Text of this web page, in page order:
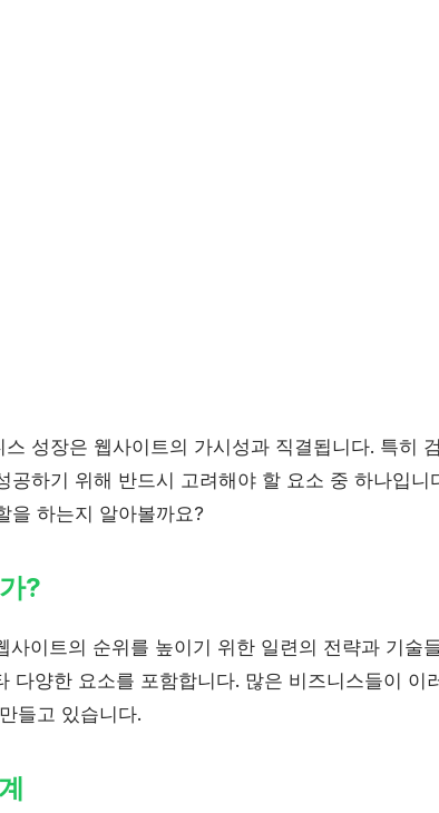
성장은 웹사이트의 가시성과 직결됩니다. 특히
공하기 위해 반드시 고려해야 할 요소 중 하나입니
을 하는지 알아볼까요?
?
사이트의 순위를 높이기 위한 일련의 전략과 기술
다양한 요소를 포함합니다. 많은 비즈니스들이 이
들고 있습니다.